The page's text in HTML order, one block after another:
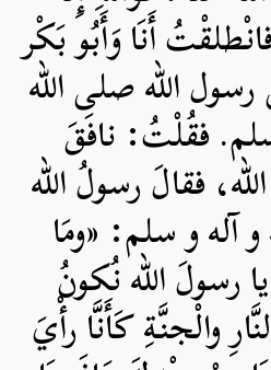
أَنَا وَأَبُو بَكْر
الله صلی الله
فقُلْتُ: نافَقَ
فقالَ رسولُ الله
آله و سلم: «ومَا
رسولَ الله نُكونُ
والْجنَّةِ كَأَنَّا رأْيَ